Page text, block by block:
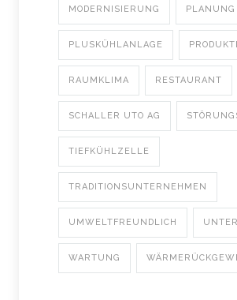
MODERNISIERUNG PLANUNG
PLUSKÜHLANLAGE
RAUMKLIMA RESTAURANT
SCHALLER UTO AG
TIEFKÜHLZELLE
TRADITIONSUNTERNEHMEN
UMWELTFREUNDLICH
WARTUNG